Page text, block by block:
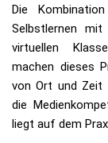
Die
Selbstlernen
virtuellen
machen dieses
von Ort und Zeit
die
liegt auf dem